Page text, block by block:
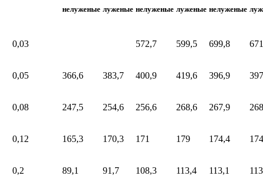
нелуженые луженые нелуженые луженые нелуженые
0,03 572,7 599,5 699,8
0,05 366,6 383,7 400,9 419,6 396,9
0,08 247,5 254,6 256,6 268,6 267,9
0,12 165,3 170,3 171 179 174,4
0,2 89,1 91,7 108,3 113,4 113,1